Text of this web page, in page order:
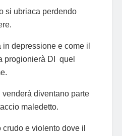
si ubriaca perdendo
depressione e come il
progionierà DI quel
diventano parte
maledetto.
crudo e violento dove il